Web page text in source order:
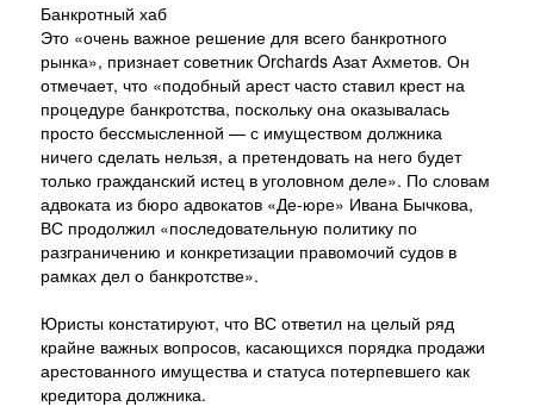
Банкротный хаб
Это «очень важное решение для всего банкротного
рынка», признает советник Orchards Азат Ахметов. Он
отмечает, что «подобный арест часто ставил крест на
процедуре банкротства, поскольку она оказывалась
просто бессмысленной — с имуществом должника
ничего сделать нельзя, а претендовать на него будет
только гражданский истец в уголовном деле». По словам
адвоката из бюро адвокатов «Де-юре» Ивана Бычкова,
ВС продолжил «последовательную политику по
разграничению и конкретизации правомочий судов в
рамках дел о банкротстве».
Юристы констатируют, что ВС ответил на целый ряд
крайне важных вопросов, касающихся порядка продажи
арестованного имущества и статуса потерпевшего как
кредитора должника.